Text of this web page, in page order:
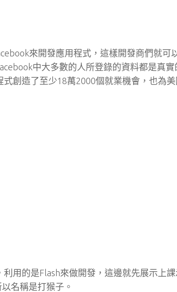
來開發應用程式，這樣開發商們就可
中大多數的人所登錄的資料都是真實
式創造了至少18萬2000個就業機會，也為
用的是Flash來做開發，這邊就先展示上
名稱是打猴子。